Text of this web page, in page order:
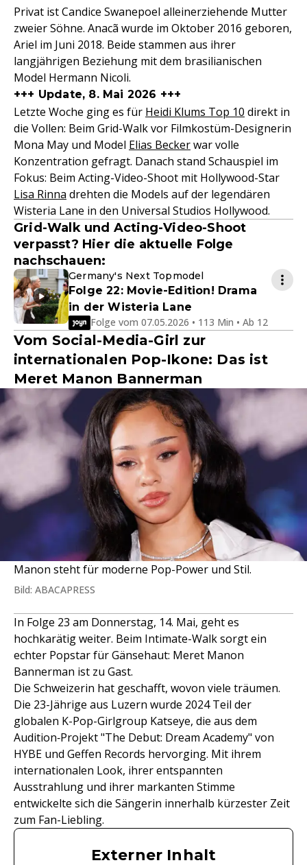
Privat ist Candice Swanepoel alleinerziehende Mutter
zweier Söhne. Anacã wurde im Oktober 2016 geboren,
Ariel im Juni 2018. Beide stammen aus ihrer
langjährigen Beziehung mit dem brasilianischen
Model Hermann Nicoli.
+++ Update, 8. Mai 2026 +++
Letzte Woche ging es für Heidi Klums Top 10 direkt in
die Vollen: Beim Grid-Walk vor Filmkostüm-Designerin
Mona May und Model Elias Beckerwar volle
Konzentration gefragt. Danach stand Schauspiel im
Fokus: Beim Acting-Video-Shoot mit Hollywood-Star
Lisa Rinna drehten die Models auf der legendären
Wisteria Lane in den Universal Studios Hollywood.
Grid-Walk und Acting-Video-Shoot
verpasst? Hier die aktuelle Folge
nachschauen:
Germany's Next Topmodel
Folge 22: Movie-Edition! Drama
in der Wisteria Lane
Folge vom 07.05.2026 • 113 Min • Ab 12
Vom Social-Media-Girl zur
internationalen Pop-Ikone: Das ist
Meret Manon Bannerman
Manon steht für moderne Pop-Power und Stil.
Bild: ABACAPRESS
In Folge 23 am Donnerstag, 14. Mai, geht es
hochkarätig weiter. Beim Intimate-Walk sorgt ein
echter Popstar für Gänsehaut: Meret Manon
Bannerman ist zu Gast.
Die Schweizerin hat geschafft, wovon viele träumen.
Die 23-Jährige aus Luzern wurde 2024 Teil der
globalen K-Pop-Girlgroup Katseye, die aus dem
Audition‑Projekt "The Debut: Dream Academy" von
HYBE und Geffen Records hervorging. Mit ihrem
internationalen Look, ihrer entspannten
Ausstrahlung und ihrer markanten Stimme
entwickelte sich die Sängerin innerhalb kürzester Zeit
zum Fan-Liebling.
Externer Inhalt